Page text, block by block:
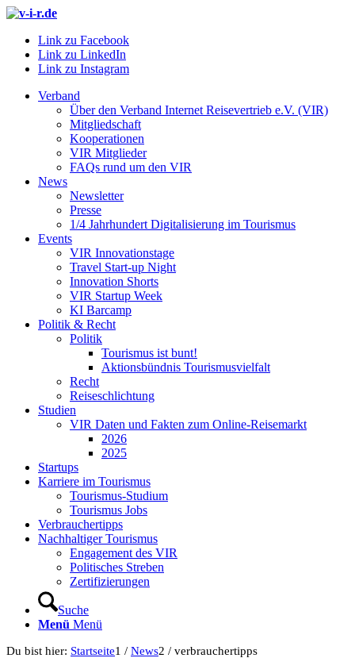
Link zu Facebook
Link zu LinkedIn
Link zu Instagram
Verband
Über den Verband Internet Reisevertrieb e.V. (VIR)
Mitgliedschaft
Kooperationen
VIR Mitglieder
FAQs rund um den VIR
News
Newsletter
Presse
1/4 Jahrhundert Digitalisierung im Tourismus
Events
VIR Innovationstage
Travel Start-up Night
Innovation Shorts
VIR Startup Week
KI Barcamp
Politik & Recht
Politik
Tourismus ist bunt!
Aktionsbündnis Tourismusvielfalt
Recht
Reiseschlichtung
Studien
VIR Daten und Fakten zum Online-Reisemarkt
2026
2025
Startups
Karriere im Tourismus
Tourismus-Studium
Tourismus Jobs
Verbrauchertipps
Nachhaltiger Tourismus
Engagement des VIR
Politisches Streben
Zertifizierungen
Suche
Menü Menü
Du bist hier: Startseite1 / News2 / verbrauchertipps